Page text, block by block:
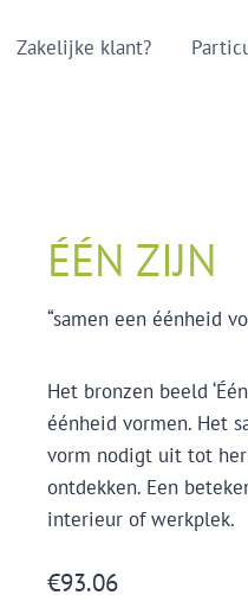
Zakelijke klant?
ÉÉN ZIJN
“samen een éénheid
Het bronzen beeld
éénheid vormen. Het
vorm nodigt uit tot
ontdekken. Een
interieur of werkplek.
€93.06